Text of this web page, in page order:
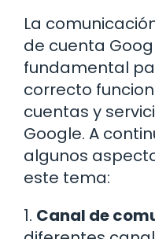
La
de cuenta
fundamental
correcto
cuentas y
Google. A
algunos
este tema:
1. Canal de